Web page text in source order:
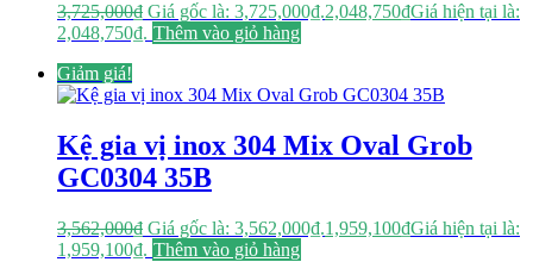
3,725,000₫ Giá gốc là: 3,725,000₫.2,048,750₫Giá hiện tại là:
2,048,750₫. Thêm vào giỏ hàng
Giảm giá!
Kệ gia vị inox 304 Mix Oval Grob
GC0304 35B
3,562,000₫ Giá gốc là: 3,562,000₫.1,959,100₫Giá hiện tại là:
1,959,100₫. Thêm vào giỏ hàng